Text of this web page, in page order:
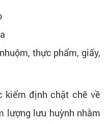
thực phẩm, giấy,
kiểm định chặt chẽ về
lượng lưu huỳnh nhằm